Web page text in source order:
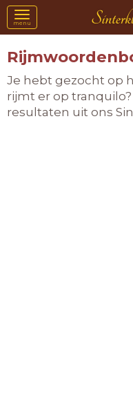
Toggle
navigation
menu
Je hebt gezocht op
rijmt er op
resultaten uit ons